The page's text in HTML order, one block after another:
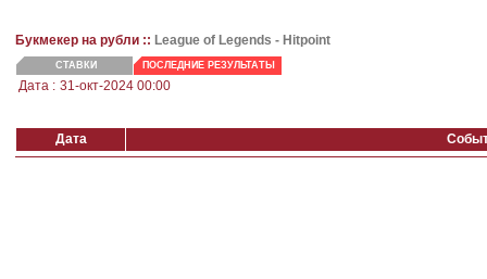
Букмекер на рубли :: League of Legends - Hitpoint
СТАВКИ ПОСЛЕДНИЕ РЕЗУЛЬТАТЫ
Дата : 31-окт-2024 00:00
Дата